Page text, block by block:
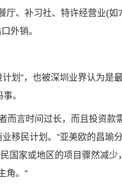
厅、补习社、特许经营业(如
外销。
划”，也被深圳业界认为是最
。
而言时间过长，而且投资款
移民计划。”亚美欧的昌瑜分
国家或地区的项目骤然减少，
角。”